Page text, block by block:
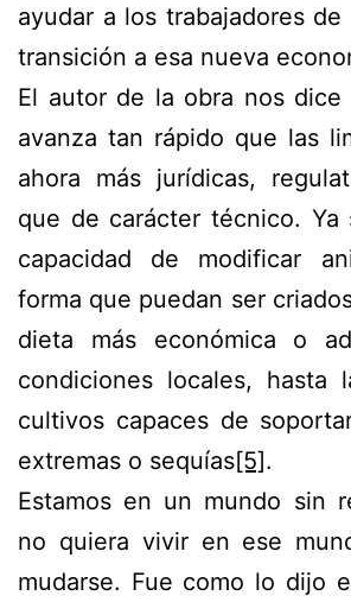
ayudar a los trabajadores
transición a esa nueva
El autor de la obra nos dice
avanza tan rápido que las
ahora más jurídicas,
que de carácter técnico. Ya
capacidad de modificar
forma que puedan ser
dieta más económica o
condiciones locales, hasta
cultivos capaces de
extremas o sequías[5].
Estamos en un mundo sin
no quiera vivir en ese
mudarse. Fue como lo dijo